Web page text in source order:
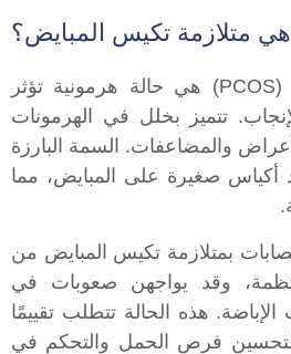
متلازمة تكيس المبايض؟
متلازمة تكيس المبايض (PCOS) هي حالة هرمونية تؤثر
تتميز بخلل في الهرمونات
والمضاعفات. السمة البارزة
أكياس صغيرة على المبايض، مما
بمتلازمة تكيس المبايض من
وقد يواجهن صعوبات في
هذه الحالة تتطلب تقييمًا
فرص الحمل والتحكم في